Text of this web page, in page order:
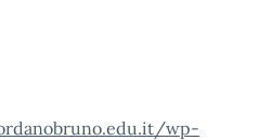
wp-